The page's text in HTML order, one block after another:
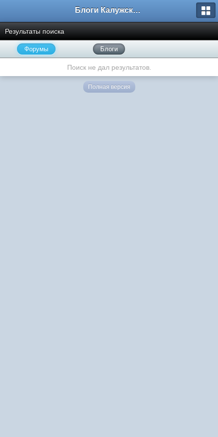
Блоги Калужского перекрестка
Результаты поиска
Форумы Блоги
Поиск не дал результатов.
Полная версия